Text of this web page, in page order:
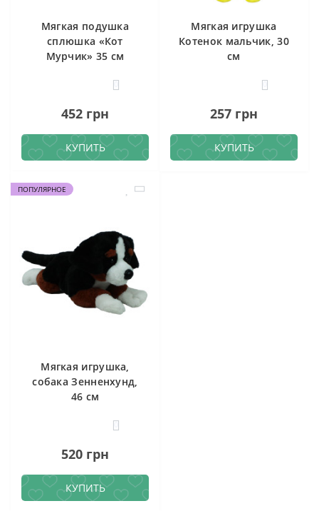
Мягкая подушка
сплюшка «Кот
Мурчик» 35 см
0
452 грн
КУПИТЬ
Мягкая игрушка
Котенок мальчик, 30
см
0
257 грн
КУПИТЬ
ПОПУЛЯРНОЕ
Мягкая игрушка,
собака Зенненхунд,
46 см
0
520 грн
КУПИТЬ